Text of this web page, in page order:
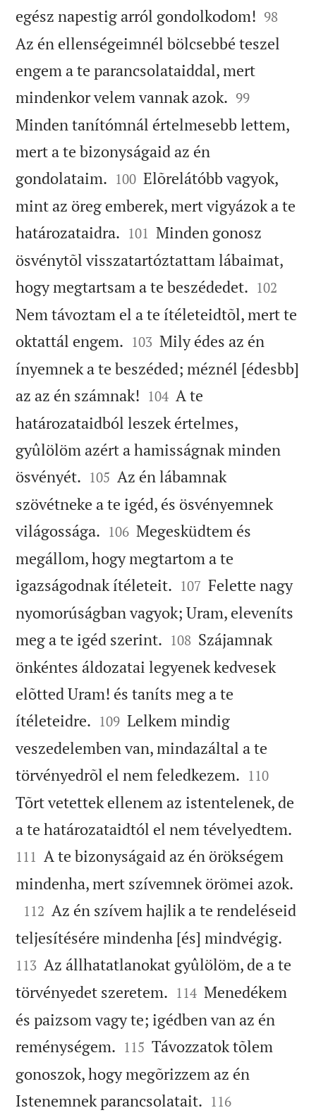
egész napestig arról gondolkodom! 

98
Az én ellenségeimnél bölcsebbé teszel
engem a te parancsolataiddal, mert
mindenkor velem vannak azok. 

99
Minden tanítómnál értelmesebb lettem,
mert a te bizonyságaid az én
gondolataim. 

100 Elõrelátóbb vagyok,
mint az öreg emberek, mert vigyázok a te
határozataidra. 

101 Minden gonosz
ösvénytõl visszatartóztattam lábaimat,
hogy megtartsam a te beszédedet. 

102
Nem távoztam el a te ítéleteidtõl, mert te
oktattál engem. 

103 Mily édes az én
ínyemnek a te beszéded; méznél [édesbb]
az az én számnak! 

104 A te
határozataidból leszek értelmes,
gyûlölöm azért a hamisságnak minden
ösvényét. 

105 Az én lábamnak
szövétneke a te igéd, és ösvényemnek
világossága. 

106 Megesküdtem és
megállom, hogy megtartom a te
igazságodnak ítéleteit. 

107 Felette nagy
nyomorúságban vagyok; Uram, eleveníts
meg a te igéd szerint. 

108 Szájamnak
önkéntes áldozatai legyenek kedvesek
elõtted Uram! és taníts meg a te
ítéleteidre. 

109 Lelkem mindig
veszedelemben van, mindazáltal a te
törvényedrõl el nem feledkezem. 

110
Tõrt vetettek ellenem az istentelenek, de
a te határozataidtól el nem tévelyedtem.
111 A te bizonyságaid az én örökségem
mindenha, mert szívemnek örömei azok.

112 Az én szívem hajlik a te rendeléseid
teljesítésére mindenha [és] mindvégig.
113 Az állhatatlanokat gyûlölöm, de a te
törvényedet szeretem. 

114 Menedékem
és paizsom vagy te; igédben van az én
reménységem. 

115 Távozzatok tõlem
gonoszok, hogy megõrizzem az én
Istenemnek parancsolatait. 

116